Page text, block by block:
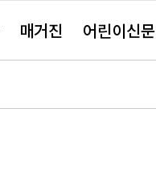
매거진 어린이신문